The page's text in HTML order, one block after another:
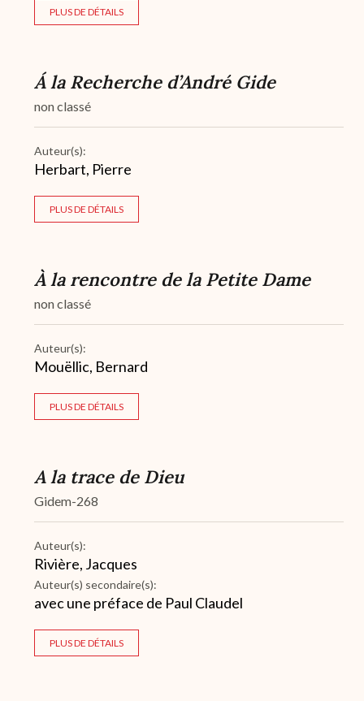
PLUS DE DÉTAILS
Á la Recherche d’André Gide
non classé
Auteur(s):
Herbart, Pierre
PLUS DE DÉTAILS
À la rencontre de la Petite Dame
non classé
Auteur(s):
Mouëllic, Bernard
PLUS DE DÉTAILS
A la trace de Dieu
Gidem-268
Auteur(s):
Rivière, Jacques
Auteur(s) secondaire(s):
avec une préface de Paul Claudel
PLUS DE DÉTAILS